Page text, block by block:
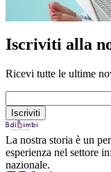
Iscriviti alla
Ricevi tutte le ultime
La nostra storia è un
esperienza nel settore
nazionale.